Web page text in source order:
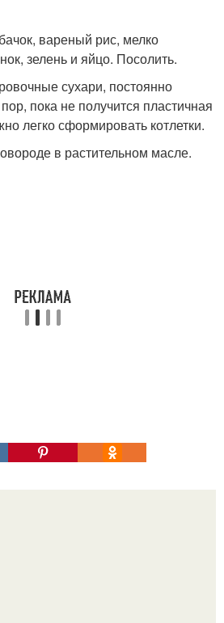
вареный рис, мелко
зелень и яйцо. Посолить.
сухари, постоянно
пока не получится пластичная
легко сформировать котлетки.
в растительном масле.